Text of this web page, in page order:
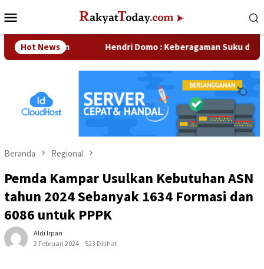
ke
Mobile
Hot News Hendri Domo : Keberagaman Suku dan Budaya
Beranda Regional
Pemda Kampar Usulkan Kebutuhan ASN
tahun 2024 Sebanyak 1634 Formasi dan
6086 untuk PPPK
Aldi Irpan
2 Februari 2024
523 Dilihat